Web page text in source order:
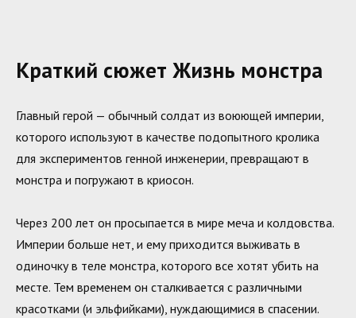
Краткий сюжет Жизнь монстра
Главный герой — обычный солдат из воюющей империи,
которого используют в качестве подопытного кролика
для экспериментов генной инженерии, превращают в
монстра и погружают в криосон.
Через 200 лет он просыпается в мире меча и колдовства.
Империи больше нет, и ему приходится выживать в
одиночку в теле монстра, которого все хотят убить на
месте. Тем временем он сталкивается с различными
красотками (и эльфийками), нуждающимися в спасении.